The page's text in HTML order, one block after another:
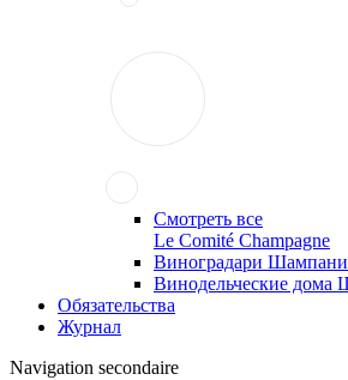
Смотреть все
Le Comité Champagne
Виноградари Шампани
Винодельческие дома
Обязательства
Журнал
Navigation secondaire